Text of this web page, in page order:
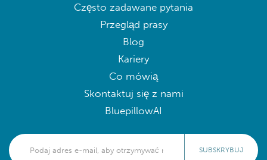
Często zadawane pytania
Przegląd prasy
Blog
Kariery
Co mówią
Skontaktuj się z nami
BluepillowAI
SUBSKRYBUJ